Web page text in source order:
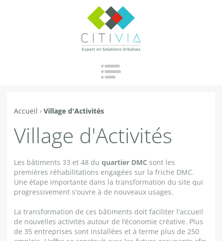
Jump to navigation
Vous
êtes
ici
Accueil › Village d'Activités
Village d'Activités
Les bâtiments 33 et 48 du quartier DMC sont les
premières réhabilitations engagées sur la friche DMC.
Une étape importante dans la transformation du site qui
progressivement s'ouvre à de nouveaux usages.
La transformation de ces bâtiments doit faciliter l'accueil
de nouvelles activités autour de l’économie créative. Plus
de 35 entreprises sont installées et à terme plus de 250